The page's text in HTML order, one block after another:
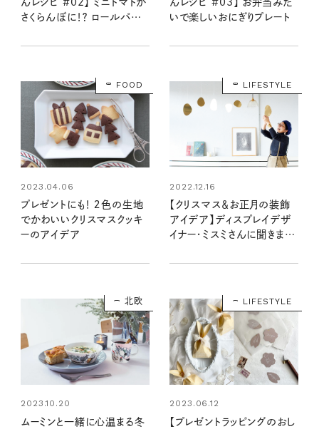
んレシピ #02】 ミニトマトが
さくらんぼに！？ ロールパン
んレシピ #03】 お弁当みた
いで楽しいおにぎりプレート
FOOD
2023.04.06
プレゼントにも！ ２色の生地
でかわいいクリスマスクッキ
ーのアイデア
LIFESTYLE
2022.12.16
【クリスマス＆お正月の装飾
アイデア】ディスプレイデザ
イナー・ミスミさんに聞きまし
北欧
2023.10.20
ムーミンと一緒に心温まる冬
LIFESTYLE
2023.06.12
【プレゼントラッピングのおし